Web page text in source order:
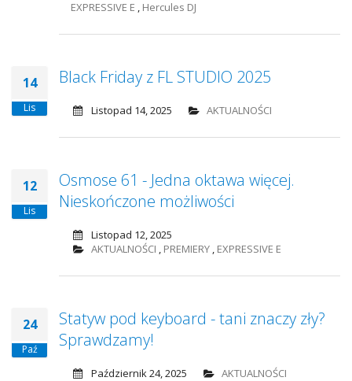
EXPRESSIVE E , Hercules DJ
14
Lis
Black Friday z FL STUDIO 2025
Listopad 14, 2025 AKTUALNOŚCI
12
Lis
Osmose 61 - Jedna oktawa więcej.
Nieskończone możliwości
Listopad 12, 2025
AKTUALNOŚCI , PREMIERY , EXPRESSIVE E
24
Paź
Statyw pod keyboard - tani znaczy zły?
Sprawdzamy!
Październik 24, 2025 AKTUALNOŚCI